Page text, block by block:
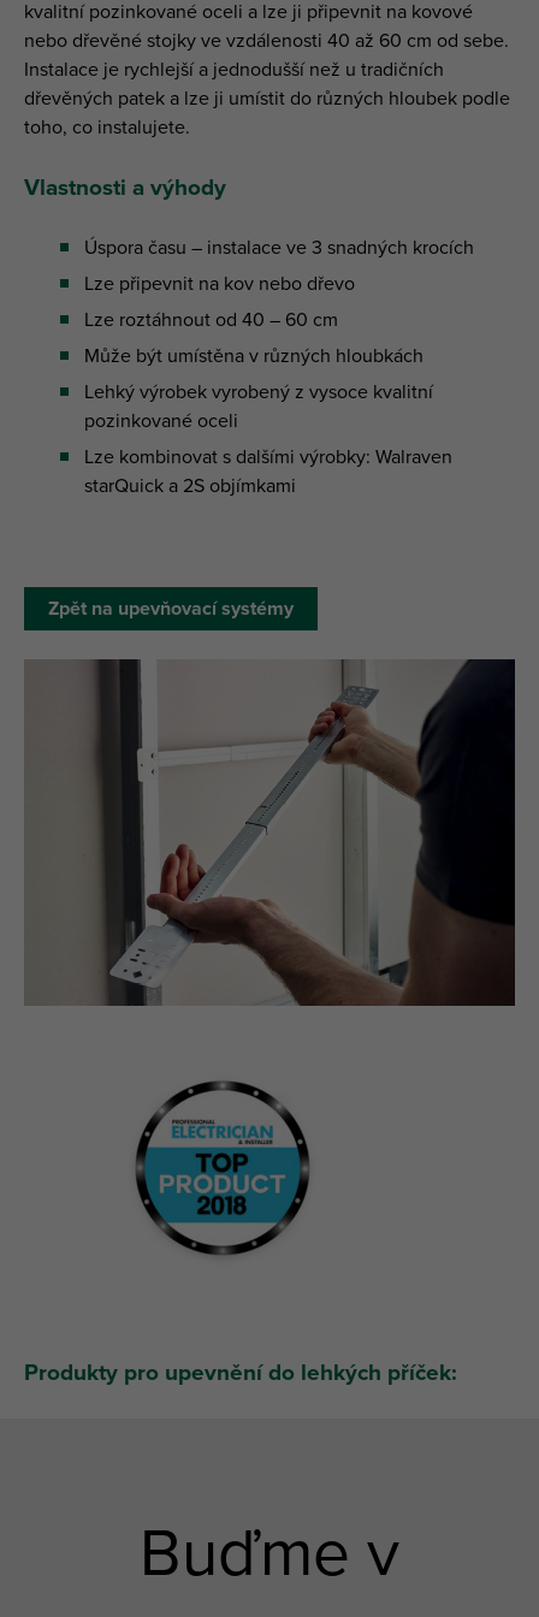
kvalitní pozinkované oceli a lze ji připevnit na kovové
nebo dřevěné stojky ve vzdálenosti 40 až 60 cm od sebe.
Instalace je rychlejší a jednodušší než u tradičních
dřevěných patek a lze ji umístit do různých hloubek podle
toho, co instalujete.
Vlastnosti a výhody
Úspora času – instalace ve 3 snadných krocích
Lze připevnit na kov nebo dřevo
Lze roztáhnout od 40 – 60 cm
Může být umístěna v různých hloubkách
Lehký výrobek vyrobený z vysoce kvalitní
pozinkované oceli
Lze kombinovat s dalšími výrobky: Walraven
starQuick a 2S objímkami
Zpět na upevňovací systémy
Produkty pro upevnění do lehkých příček:
Buďme v